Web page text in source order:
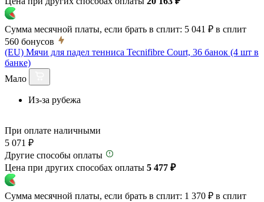
Сумма месячной платы, если брать в сплит: 5 041 ₽ в сплит
560 бонусов
(EU) Мячи для падел тенниса Tecnifibre Court, 36 банок (4 шт в
банке)
Мало
Из-за рубежа
При оплате наличными
5 071 ₽
Другие способы оплаты
Цена при других способах оплаты 5 477 ₽
Сумма месячной платы, если брать в сплит: 1 370 ₽ в сплит